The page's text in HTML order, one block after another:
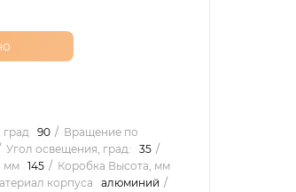
90
Вращение по
Угол освещения, град:
35
мм 145
Коробка Высота, мм
корпуса
алюминий